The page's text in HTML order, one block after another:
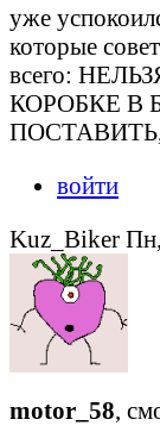
уже
которые
всего:
КОРОБКЕ В
войти
Kuz_Biker
motor_58,